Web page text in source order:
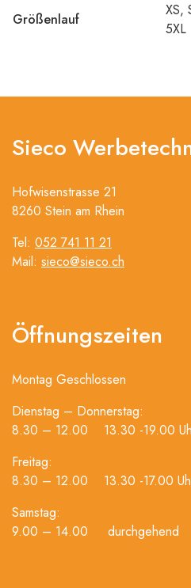
Größenlauf
XS,
5XL
Sieco
Hofwisenstrasse 21
8260 Stein am Rhein
Tel: 052 741 11 21
Mail: sieco@sieco.ch
Öffnungszeiten
Montag Geschlossen
Dienstag – Donnerstag:
8.30 – 12.00 13.30 -19.00
Freitag:
8.30 – 12.00 13.30 -17.00
Samstag:
9.00 – 14.00 durchgehend